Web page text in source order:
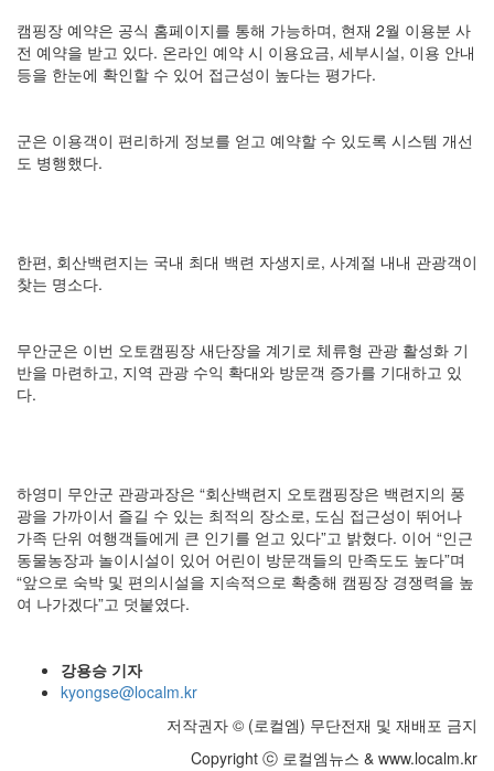
캠핑장 예약은 공식 홈페이지를 통해 가능하며, 현재 2월 이용분 사
전 예약을 받고 있다. 온라인 예약 시 이용요금, 세부시설, 이용 안내
등을 한눈에 확인할 수 있어 접근성이 높다는 평가다.
군은 이용객이 편리하게 정보를 얻고 예약할 수 있도록 시스템 개선
도 병행했다.
한편, 회산백련지는 국내 최대 백련 자생지로, 사계절 내내 관광객이
찾는 명소다.
무안군은 이번 오토캠핑장 새단장을 계기로 체류형 관광 활성화 기
반을 마련하고, 지역 관광 수익 확대와 방문객 증가를 기대하고 있
다.
하영미 무안군 관광과장은 “회산백련지 오토캠핑장은 백련지의 풍
광을 가까이서 즐길 수 있는 최적의 장소로, 도심 접근성이 뛰어나
가족 단위 여행객들에게 큰 인기를 얻고 있다”고 밝혔다. 이어 “인근
동물농장과 놀이시설이 있어 어린이 방문객들의 만족도도 높다”며
“앞으로 숙박 및 편의시설을 지속적으로 확충해 캠핑장 경쟁력을 높
여 나가겠다”고 덧붙였다.
강용승 기자
kyongse@localm.kr
저작권자 © (로컬엠) 무단전재 및 재배포 금지
Copyright ⓒ 로컬엠뉴스 & www.localm.kr